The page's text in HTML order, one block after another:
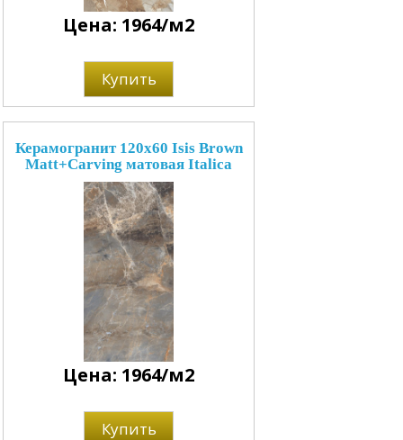
Цена: 1964/м2
Купить
Керамогранит 120x60 Isis Brown
Matt+Carving матовая Italica
Цена: 1964/м2
Купить